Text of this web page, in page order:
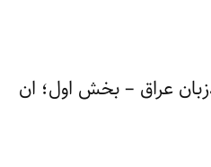
عراق – بخش اول؛ ان